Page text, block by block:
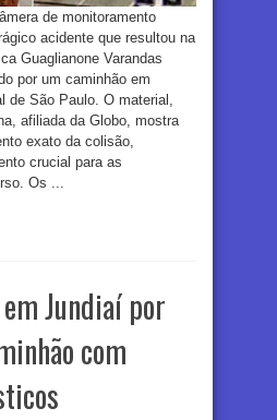
de monitoramento
acidente que resultou na
Guaglianone Varandas
por um caminhão em
de São Paulo. O material,
afiliada da Globo, mostra
exato da colisão,
crucial para as
Os ...
Jundiaí por
com